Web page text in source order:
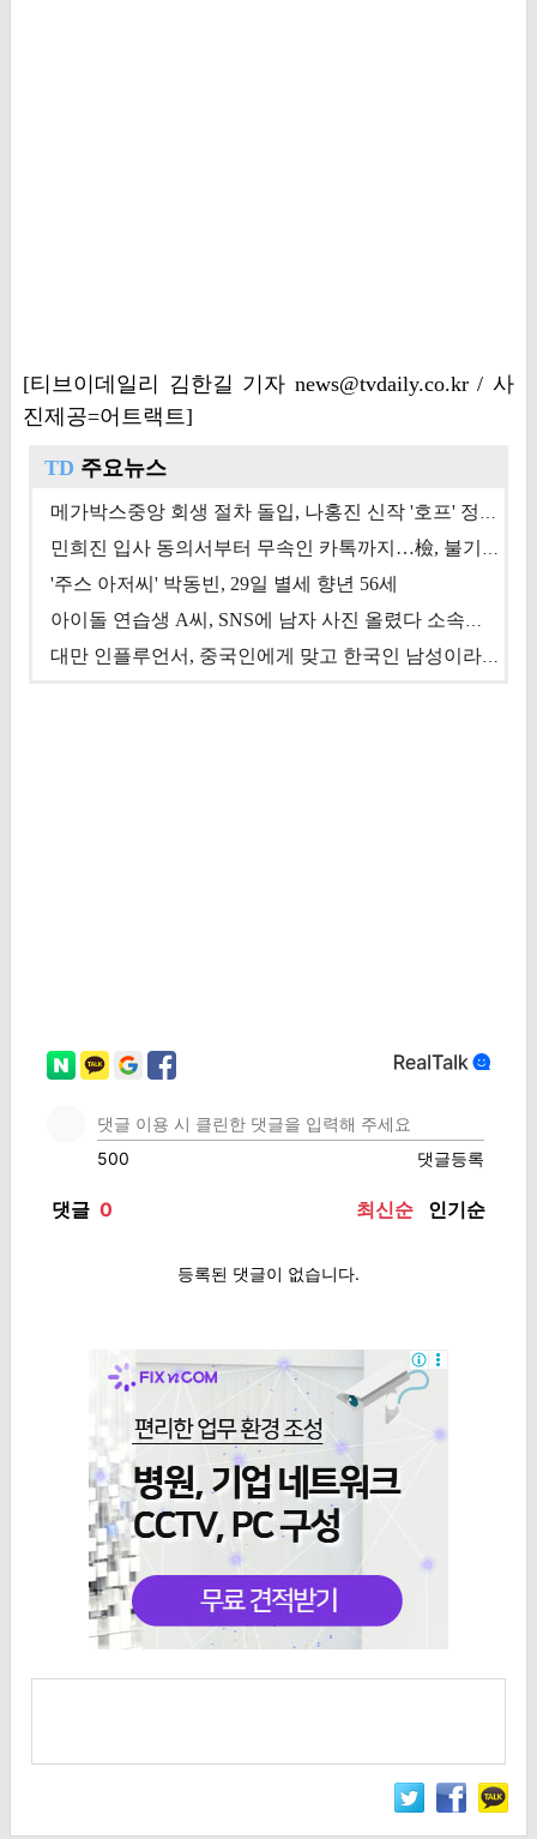
[티브이데일리 김한길 기자 news@tvdaily.co.kr / 사
진제공=어트랙트]
TD 주요뉴스
메가박스중앙 회생 절차 돌입, 나홍진 신작 '호프' 정상 개봉에 쏠린 시선 [상반기 결산 기획]
민희진 입사 동의서부터 무속인 카톡까지…檢, 불기소 처분 근거들 [이슈&톡]
'주스 아저씨' 박동빈, 29일 별세 향년 56세
아이돌 연습생 A씨, SNS에 남자 사진 올렸다 소속사 퇴출
대만 인플루언서, 중국인에게 맞고 한국인 남성이라 진술 '후폭풍'